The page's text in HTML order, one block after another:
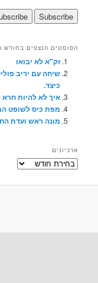
הנצפים בחודש האחרון
לא יבואו
עם יריב פוליטי בלי
לא להיות חרא לנשים
כיס לשופט המתחיל
ראש ועדת החקירה